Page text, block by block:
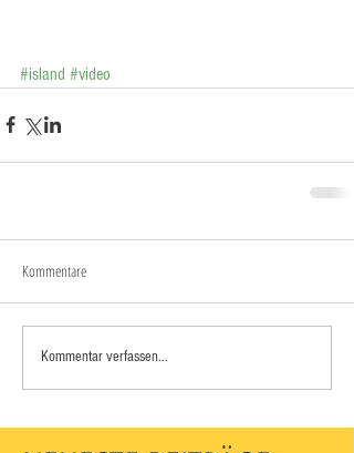
#island #video
Kommentare
Kommentar verfassen...